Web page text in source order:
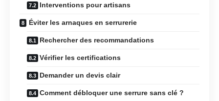
Interventions pour artisans
Éviter les arnaques en serrurerie
Rechercher des recommandations
Vérifier les certifications
Demander un devis clair
Comment débloquer une serrure sans clé ?